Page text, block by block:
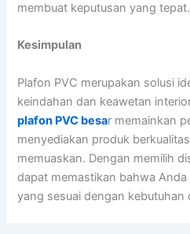
membuat keputusan yang tepat.
Kesimpulan
Plafon PVC merupakan solusi
keindahan dan keawetan
plafon PVC besar memainkan
menyediakan produk
memuaskan. Dengan memilih
dapat memastikan bahwa
yang sesuai dengan kebutuhan